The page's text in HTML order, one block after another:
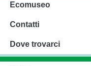
Ecomuseo
Contatti
Dove trovarci